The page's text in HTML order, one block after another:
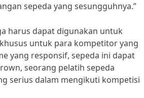
sepeda yang sesungguhnya.”
harus dapat digunakan untuk
untuk para kompetitor yang
yang responsif, sepeda ini dapat
seorang pelatih sepeda
serius dalam mengikuti kompetisi